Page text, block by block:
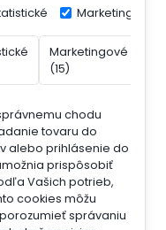
Marketingové
Marketingové
(15)
chodu
tovaru do
alebo prihlásenie do
prispôsobiť
Vašich potrieb,
cookies môžu
správaniu